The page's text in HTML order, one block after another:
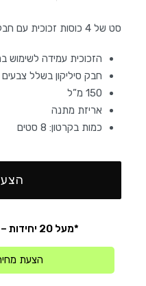
סט של 4 כוסות זכוכית עם חבק סיליקון בשלל צבעים לנוחות ויופי.
הזכוכית עמידה לשימוש
חבק סיליקון בשלל
150 מ”ל
אריזת מתנה
כמות בקרטון: 8 סטים
*מעל 20 יחידות – קבלו מחיר אטרקטיבי
הצעת